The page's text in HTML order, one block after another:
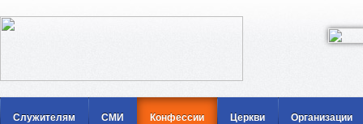
Служителям СМИ Конфессии Церкви Организации